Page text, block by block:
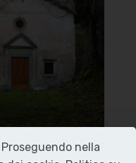
[
nella